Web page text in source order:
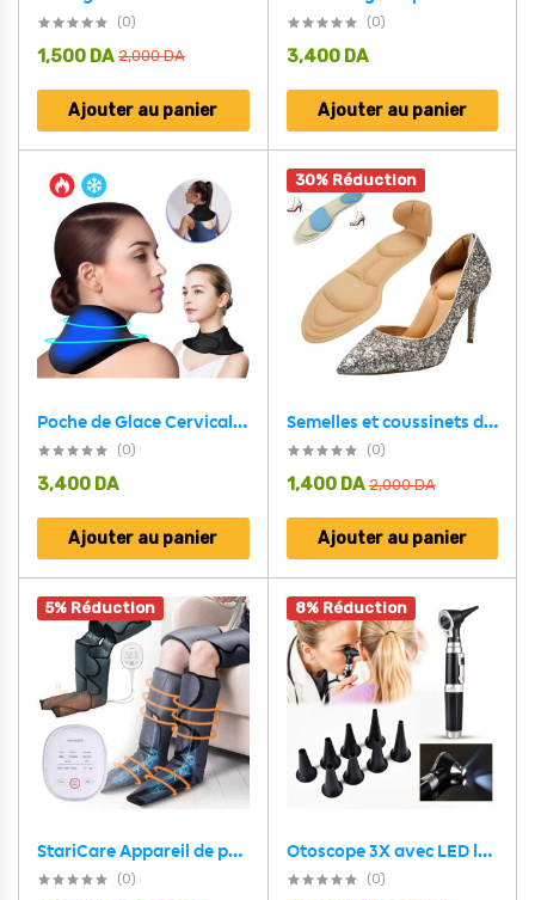
(0)
2,000DA
1,500 DA
Ajouter au panier
(0)
3,400 DA
Ajouter au panier
Poche de Glace Cervical Chaud et Froid en Gel Réutilisable pour Soulager les Douleurs
(0)
3,400 DA
Ajouter au panier
30% Réduction
Semelles et coussinets de chaussures talons pour femmes 1 Paire
(0)
2,000DA
1,400 DA
Ajouter au panier
5% Réduction
StariCare Appareil de pressothérapie pour les jambes – جهاز العلاج بالضغط للساقين
(0)
8% Réduction
Otoscope 3X avec LED loupe de contrôle d’oreille portable avec 8 capuchons – جهاز فحص الأذن
(0)